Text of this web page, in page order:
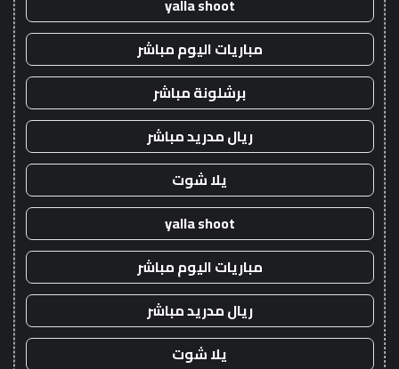
yalla shoot
مباريات اليوم مباشر
برشلونة مباشر
ريال مدريد مباشر
يلا شوت
yalla shoot
مباريات اليوم مباشر
ريال مدريد مباشر
يلا شوت